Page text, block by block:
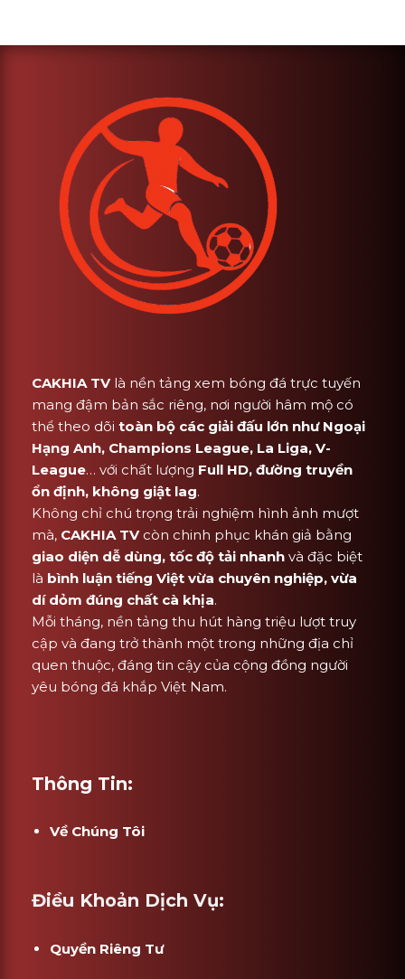
CAKHIA TVlà nền tảng xem bóng đá trực tuyến
mang đậm bản sắc riêng, nơi người hâm mộ có
thể theo dõi toàn bộ các giải đấu lớn như Ngoại
Hạng Anh, Champions League, La Liga, V-
League… với chất lượng Full HD, đường truyền
ổn định, không giật lag.
Không chỉ chú trọng trải nghiệm hình ảnh mượt
mà, CAKHIA TVcòn chinh phục khán giả bằng
giao diện dễ dùng, tốc độ tải nhanh và đặc biệt
là bình luận tiếng Việt vừa chuyên nghiệp, vừa
dí dỏm đúng chất cà khịa.
Mỗi tháng, nền tảng thu hút hàng triệu lượt truy
cập và đang trở thành một trong những địa chỉ
quen thuộc, đáng tin cậy của cộng đồng người
yêu bóng đá khắp Việt Nam.
Thông Tin:
Về Chúng Tôi
Điều Khoản Dịch Vụ:
Quyền Riêng Tư